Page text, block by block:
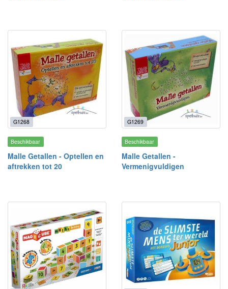
G1268
Beschikbaar
Malle Getallen - Optellen en
aftrekken tot 20
G1269
Beschikbaar
Malle Getallen -
Vermenigvuldigen